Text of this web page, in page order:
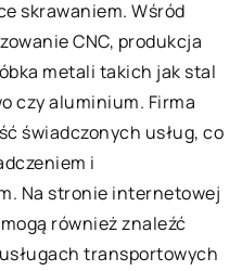
skrawaniem. Wśród
CNC, produkcja
metali takich jak stal
czy aluminium. Firma
świadczonych usług, co
i
Na stronie internetowej
również znaleźć
transportowych